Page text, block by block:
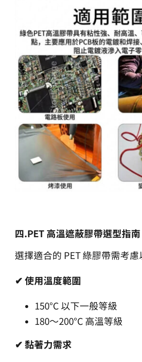
四.PET高溫遮蔽膠帶選型指南
選擇適合的 PET 綠膠帶需考慮
✔使用溫度範圍
150°C 以下一般等級
180～200°C 高溫等級
✔黏著力需求